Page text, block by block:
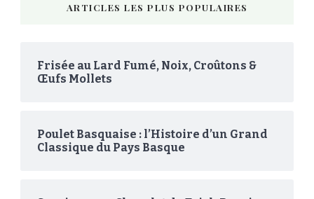
ARTICLES LES PLUS POPULAIRES
Frisée au Lard Fumé, Noix, Croûtons &
Œufs Mollets
Poulet Basquaise : l’Histoire d’un Grand
Classique du Pays Basque